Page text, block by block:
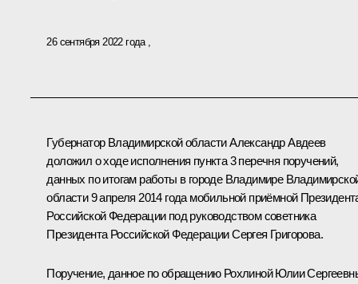
26 сентября 2022 года
Губернатор Владимирской области Александр Авдеев
доложил о ходе исполнения пункта 3 перечня поручений,
данных по итогам работы в городе Владимире
области 9 апреля 2014 года мобильной приёмной
Российской Федерации под руководством советника
Президента Российской Федерации Сергея Григорова.
Поручение, данное по обращению Рохлиной Юлии